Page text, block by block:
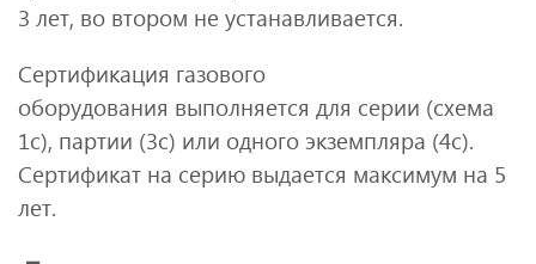
3 лет, во втором не устанавливается.
Сертификация газового
оборудования выполняется для серии (схема
1с), партии (3с) или одного экземпляра (4с).
Сертификат на серию выдается максимум на 5
лет.